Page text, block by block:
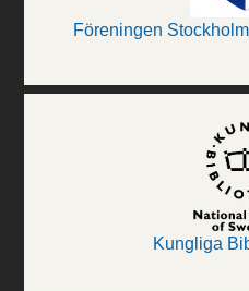
Föreningen
Kungliga